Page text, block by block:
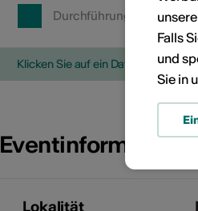
Durchführungsdatum
Klicken Sie auf ein Datum, um die
Lokalität
Falls
und
Sie in